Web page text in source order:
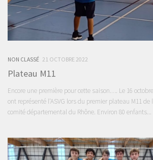
NON CLASSÉ 21 OCTOBRE 2022
Plateau M11
Encore une première pour cette saison…. Le 16
ont représenté l’ASVG lors du premier plateau M11
comité départemental du Rhône. Environ 80 enfants...